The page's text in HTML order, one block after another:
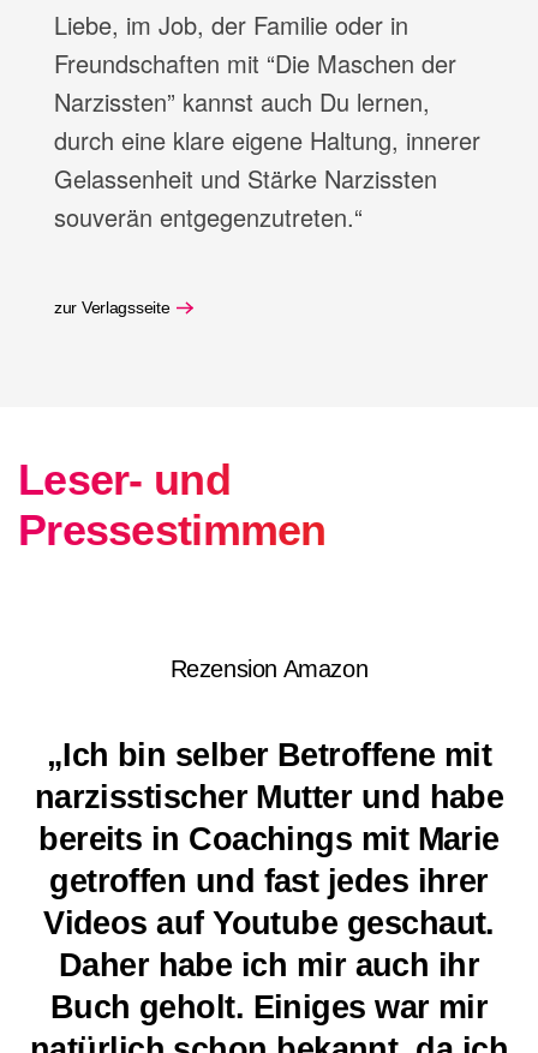
Liebe, im Job, der Familie oder in
Freundschaften mit “Die Maschen der
Narzissten” kannst auch Du lernen,
durch eine klare eigene Haltung, innerer
Gelassenheit und Stärke Narzissten
souverän entgegenzutreten.“
zur Verlagsseite
Leser- und
Pressestimmen
Rezension Amazon
„Ich bin selber Betroffene mit
narzisstischer Mutter und habe
bereits in Coachings mit Marie
getroffen und fast jedes ihrer
Videos auf Youtube geschaut.
Daher habe ich mir auch ihr
Buch geholt. Einiges war mir